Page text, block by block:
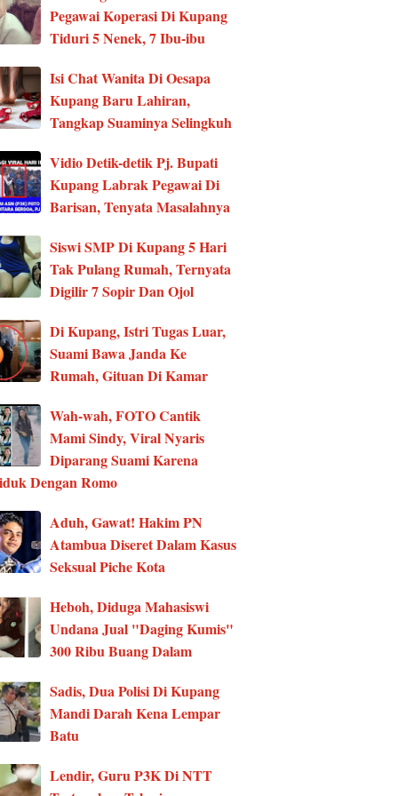
Pegawai Koperasi Di Kupang
Tiduri 5 Nenek, 7 Ibu-ibu
Isi Chat Wanita Di Oesapa
Kupang Baru Lahiran,
Tangkap Suaminya Selingkuh
Vidio Detik-detik Pj. Bupati
Kupang Labrak Pegawai Di
Barisan, Tenyata Masalahnya
Siswi SMP Di Kupang 5 Hari
Tak Pulang Rumah, Ternyata
Digilir 7 Sopir Dan Ojol
Di Kupang, Istri Tugas Luar,
Suami Bawa Janda Ke
Rumah, Gituan Di Kamar
Wah-wah, FOTO Cantik
Mami Sindy, Viral Nyaris
Diparang Suami Karena
Dengan Romo
Aduh, Gawat! Hakim PN
Atambua Diseret Dalam Kasus
Seksual Piche Kota
Heboh, Diduga Mahasiswi
Undana Jual "Daging Kumis"
300 Ribu Buang Dalam
Sadis, Dua Polisi Di Kupang
Mandi Darah Kena Lempar
Batu
Lendir, Guru P3K Di NTT